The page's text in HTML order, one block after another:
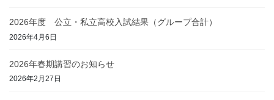
2026年度 公立・私立高校入試結果（グループ合計）
2026年4月6日
2026年春期講習のお知らせ
2026年2月27日